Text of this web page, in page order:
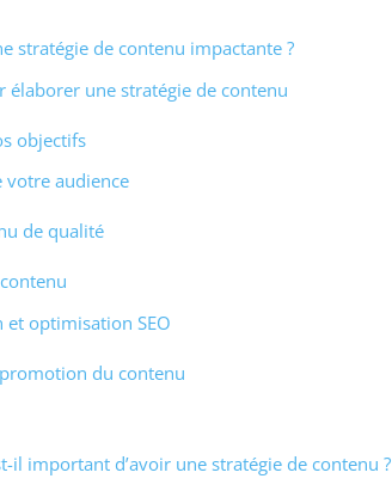
stratégie de contenu impactante ?
élaborer une stratégie de contenu
objectifs
votre audience
de qualité
et optimisation SEO
du contenu
il important d’avoir une stratégie de contenu ?